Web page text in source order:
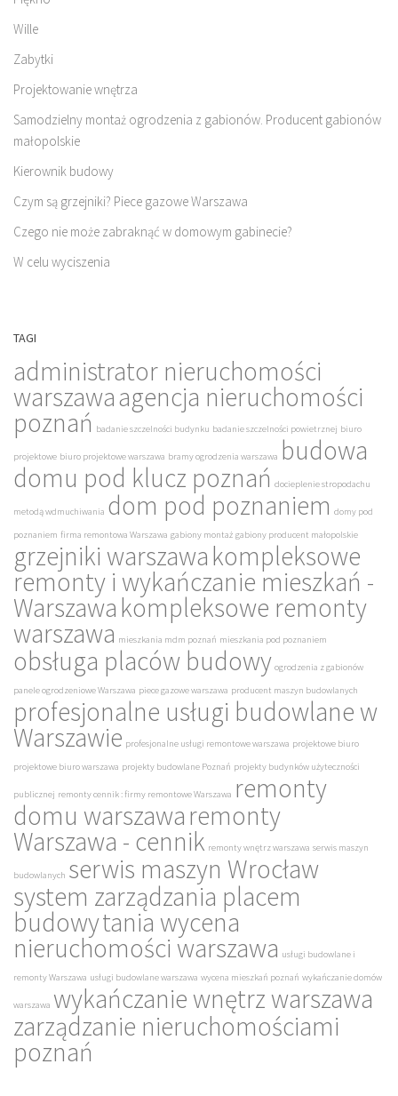
Wille
Zabytki
Projektowanie wnętrza
Samodzielny montaż ogrodzenia z gabionów. Producent gabionów
małopolskie
Kierownik budowy
Czym są grzejniki? Piece gazowe Warszawa
Czego nie może zabraknąć w domowym gabinecie?
W celu wyciszenia
TAGI
administrator nieruchomości
warszawaagencja nieruchomości
poznań badanie szczelności budynku badanie szczelności powietrznej biuro
projektowe biuro projektowe warszawa bramy ogrodzenia warszawa budowa
domu pod klucz poznań docieplenie stropodachu
metodą wdmuchiwania dom pod poznaniem domy pod
poznaniem firma remontowa Warszawa gabiony montaż gabiony producent małopolskie
grzejniki warszawakompleksowe
remonty i wykańczanie mieszkań -
Warszawakompleksowe remonty
warszawa mieszkania mdm poznań mieszkania pod poznaniem
obsługa placów budowy ogrodzenia z gabionów
panele ogrodzeniowe Warszawa piece gazowe warszawa producent maszyn budowlanych
profesjonalne usługi budowlane w
Warszawie profesjonalne usługi remontowe warszawa projektowe biuro
projektowe biuro warszawa projekty budowlane Poznań projekty budynków użyteczności
publicznej remonty cennik : firmy remontowe Warszawa remonty
domu warszawaremonty
Warszawa - cennik remonty wnętrz warszawa serwis maszyn
budowlanych serwis maszyn Wrocław
system zarządzania placem
budowytania wycena
nieruchomości warszawa usługi budowlane i
remonty Warszawa usługi budowlane warszawa wycena mieszkań poznań wykańczanie domów
warszawa wykańczanie wnętrz warszawa
zarządzanie nieruchomościami
poznań